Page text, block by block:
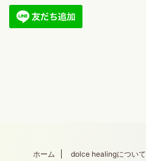
ホーム dolce healingについて